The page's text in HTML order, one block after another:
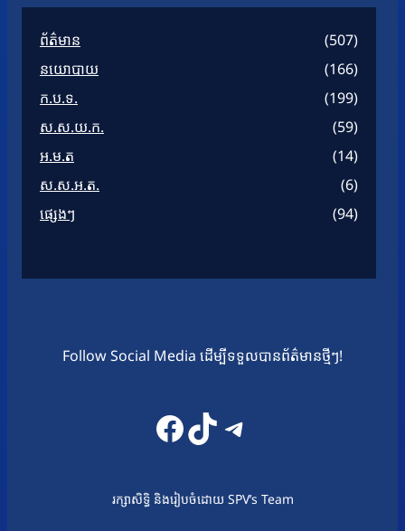
ព័ត៌មាន
(507)
នយោបាយ
(166)
ក.ប.ទ.
(199)
ស.ស.យ.ក.
(59)
អ.ម.ត
(14)
ស.ស.អ.ត.
(6)
ផ្សេងៗ
(94)
Follow Social Media ដើម្បីទទួលបានព័ត៌មានថ្មីៗ!
Facebook
TikTokTelegram
រក្សាសិទ្ធិ និងរៀបចំដោយ SPV’s Team